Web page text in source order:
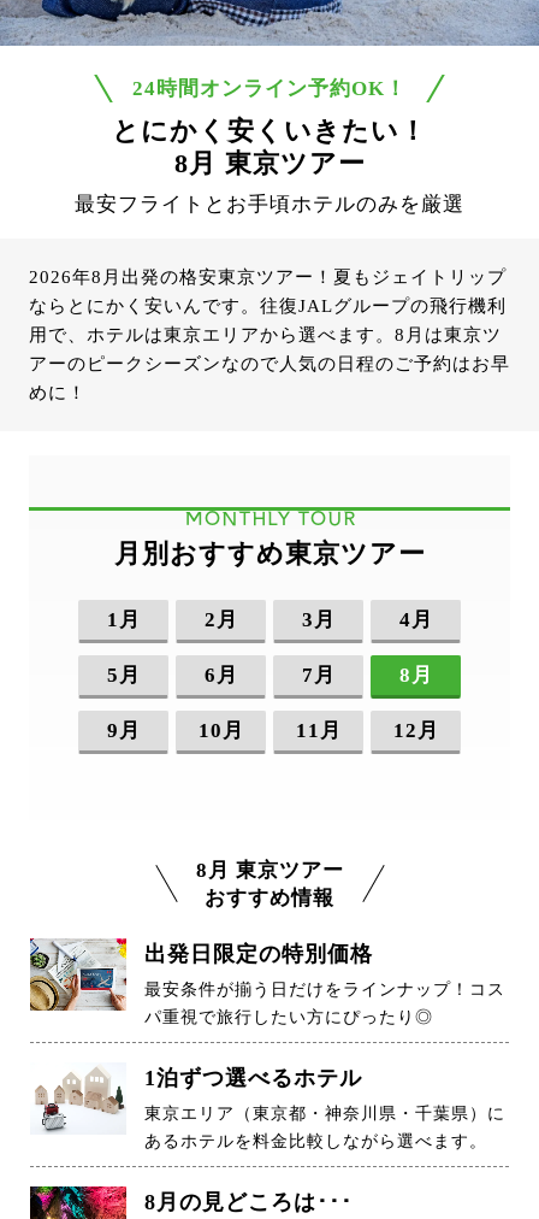
24時間オンライン予約OK！
とにかく安くいきたい！
8月 東京ツアー
最安フライトとお手頃ホテルのみを厳選
2026年8月出発の格安東京ツアー！夏もジェイトリップ
ならとにかく安いんです。往復JALグループの飛行機利
用で、ホテルは東京エリアから選べます。8月は東京ツ
アーのピークシーズンなので人気の日程のご予約はお早
めに！
MONTHLY TOUR
月別おすすめ東京ツアー
1月 2月 3月 4月
5月 6月 7月 8月
9月 10月 11月 12月
8月 東京ツアー
おすすめ情報
出発日限定の特別価格
最安条件が揃う日だけをラインナップ！コス
パ重視で旅行したい方にぴったり◎
1泊ずつ選べるホテル
東京エリア（東京都・神奈川県・千葉県）に
あるホテルを料金比較しながら選べます。
8月の見どころは･･･